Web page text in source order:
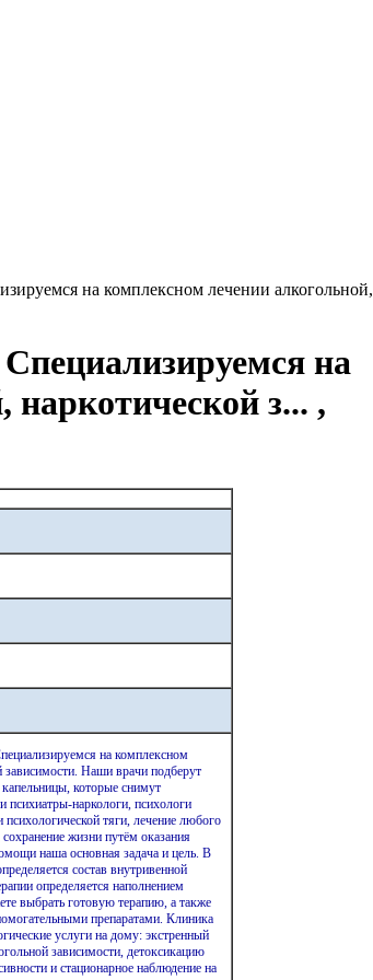
на комплексном лечении алкогольной,
на
з... ,
на комплексном
зависимости. Наши врачи подберут
которые снимут
психиатры-наркологи, психологи
тяги, лечение любого
жизни путём оказания
наша основная задача и цель. В
состав внутривенной
определяется наполнением
выбрать готовую терапию, а также
препаратами. Клиника
услуги на дому: экстренный
зависимости, детоксикацию
и стационарное наблюдение на